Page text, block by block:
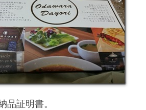
品証明書。